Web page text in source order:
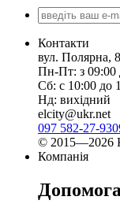
Контакти
вул. Полярна,
Пн-Пт: з 09:00
Сб: с 10:00 до
Нд: вихідний
elcity@ukr.net
097 582-27-93
©
Компанія
Допомога